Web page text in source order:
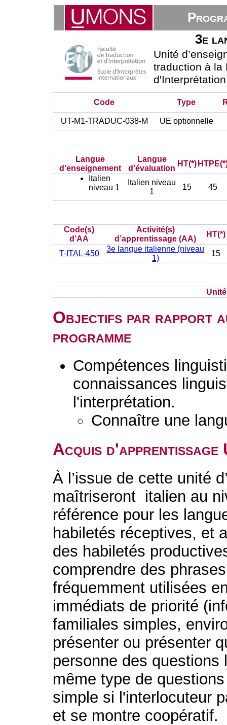
3e
Unité
traduction à la
Code Type
UT-M1-TRADUC-038-M UE optionnelle
Langue
d’enseignement
Langue
d’évaluation
HT(*)
Italien
niveau 1
Italien niveau
1
15 45
Code(s)
d’AA
Activité(s)
d’apprentissage (AA)
HT(*)
T-ITAL-450
3e langue italienne (niveau
1)
15
Objectifs par rapport
programme
Compétences
connaissances
l'interprétation.
Connaître une
Acquis d'apprentissage
À l’issue de cette unité
maîtriseront italien au
référence pour les
habiletés réceptives, et
des habiletés
comprendre des
fréquemment utilisées
immédiats de priorité
familiales simples,
présenter ou présenter
personne des
même type de
simple si l'interlocuteur
et se montre coopératif.